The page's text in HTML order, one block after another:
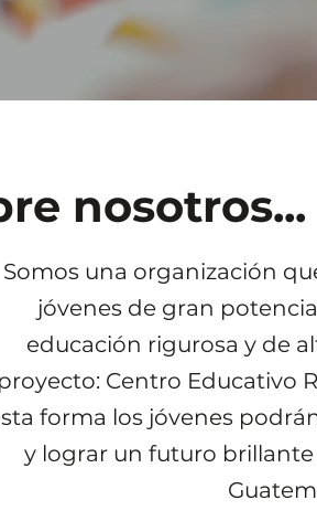
Somos una organización
jóvenes de gran
educación rigurosa y de
proyecto: Centro Educativo
forma los jóvenes
y lograr un futuro brillante
nosotros...